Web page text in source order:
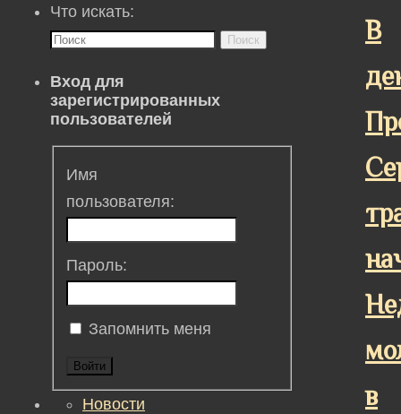
В
в
Что искать:
Поиск
Вход для
зарегистрированных
пользователей
Имя
пользователя:
Пароль:
Запомнить меня
Войти
Новости